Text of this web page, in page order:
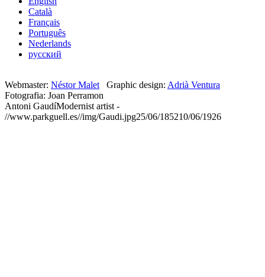
Català
Français
Português
Nederlands
русский
Webmaster: Néstor Malet Graphic design: Adrià Ventura
Fotografia: Joan Perramon
Antoni GaudíModernist artist -
//www.parkguell.es//img/Gaudi.jpg25/06/185210/06/1926